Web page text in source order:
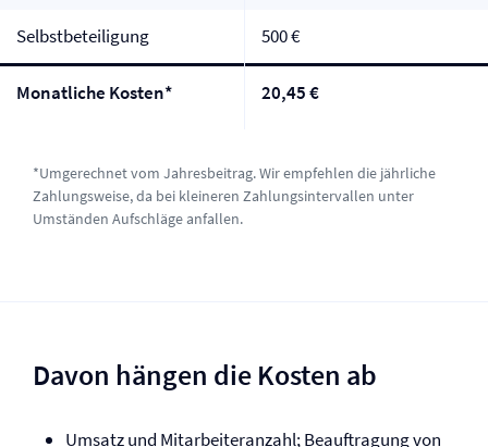
Selbst­beteiligung 500 €
Monatliche Kosten* 20,45 €
*Umgerechnet vom Jahresbeitrag. Wir empfehlen die jährliche
Zahlungsweise, da bei kleineren Zahlungsintervallen unter
Umständen Aufschläge anfallen.
Davon hängen die Kosten ab
Umsatz und Mitarbeiteranzahl; Beauftragung von